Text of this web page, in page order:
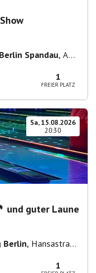
Show
Spandau, Am
1
FREIER PLATZ
Sa, 15.08.2026
20:30
und guter Laune
Berlin, Hansastraße
1